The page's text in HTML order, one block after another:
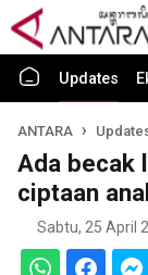
Updates
ANTARA
Ada becak
ciptaan
Sabtu, 25 April